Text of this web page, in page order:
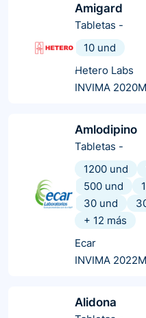
Amigard
Tabletas -
10 und
Hetero Labs
INVIMA
Amlodipino
Tabletas -
1200 und
500 und
30 und
+ 12 más
Ecar
INVIMA
Alidona